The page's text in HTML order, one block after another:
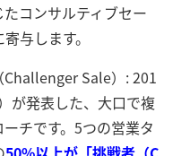
コンサルティブセー
寄与します。
（Challenger Sale）: 201
が発表した、大口で複
チです。5つの営業タ